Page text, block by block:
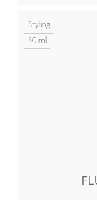
Styling
50 ml